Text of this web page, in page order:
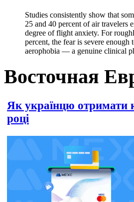
Studies consistently show that
25 and 40 percent of air travelers
degree of flight anxiety. For
percent, the fear is severe enough
aerophobia — a genuine clinical
Восточная
Як українцю отримати
році